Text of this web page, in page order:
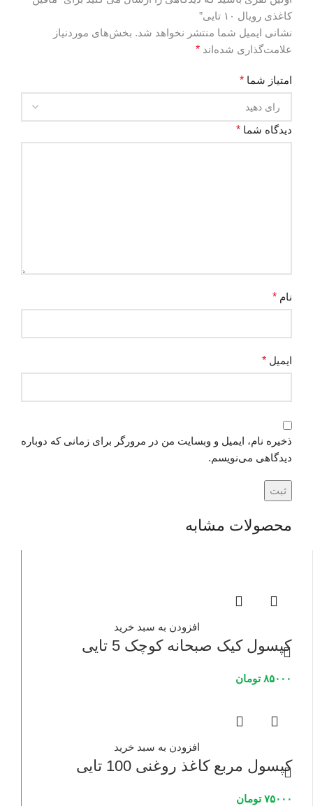
کاغذی رویال ۱۰ تایی”
نشانی ایمیل شما منتشر نخواهد شد. بخش‌های موردنیاز
علامت‌گذاری شده‌اند *
امتیاز شما *
دیدگاه شما *
نام *
ایمیل *
ذخیره نام، ایمیل و وبسایت من در مرورگر برای زمانی که دوباره
دیدگاهی می‌نویسم.
محصولات مشابه
افزودن به سبد خرید
کپسول کیک صبحانه کوچک 5 تایی
۸۵۰۰۰ تومان
افزودن به سبد خرید
کپسول مربع کاغذ روغنی 100 تایی
۷۵۰۰۰ تومان